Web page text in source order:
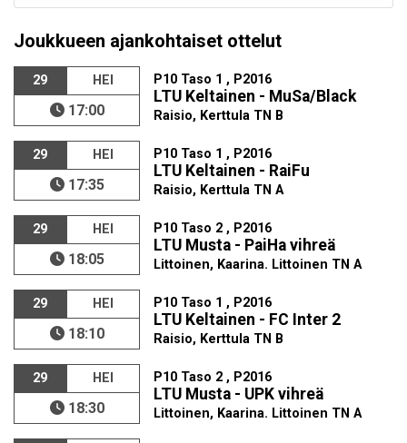
Joukkueen ajankohtaiset ottelut
29 HEI
17:00
P10 Taso 1 , P2016
LTU Keltainen - MuSa/Black
Raisio, Kerttula TN B
29 HEI
17:35
P10 Taso 1 , P2016
LTU Keltainen - RaiFu
Raisio, Kerttula TN A
29 HEI
18:05
P10 Taso 2 , P2016
LTU Musta - PaiHa vihreä
Littoinen, Kaarina. Littoinen TN A
29 HEI
18:10
P10 Taso 1 , P2016
LTU Keltainen - FC Inter 2
Raisio, Kerttula TN B
29 HEI
18:30
P10 Taso 2 , P2016
LTU Musta - UPK vihreä
Littoinen, Kaarina. Littoinen TN A